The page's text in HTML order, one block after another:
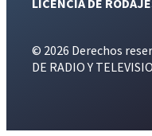
© 2026 Derechos
DE RADIO Y